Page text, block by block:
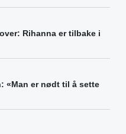
Rihanna er tilbake i
«Man er nødt til å sette